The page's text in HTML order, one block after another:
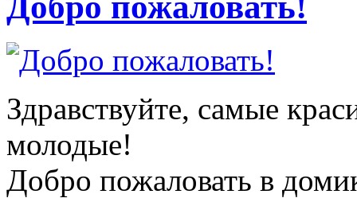
Здравствуйте, самые
молодые!
Добро пожаловать в